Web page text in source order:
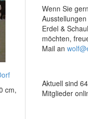
cm,
Wenn Sie
Erdel &
möchten,
Mail an
Aktuell sind
Mitglieder